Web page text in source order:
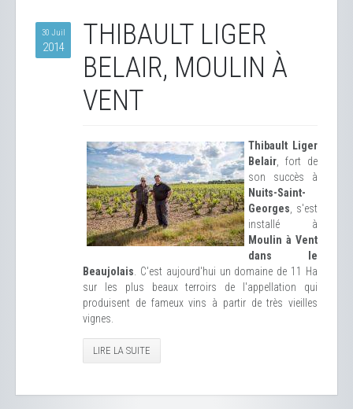
30 Juil
2014
THIBAULT LIGER
BELAIR, MOULIN À
VENT
Thibault Liger
Belair , fort de
son succès à
Nuits-Saint-
Georges , s'est
installé à
Moulin à Vent
dans le
Beaujolais . C'est aujourd'hui un domaine de 11 Ha
sur les plus beaux terroirs de l'appellation qui
produisent de fameux vins à partir de très vieilles
vignes.
LIRE LA SUITE